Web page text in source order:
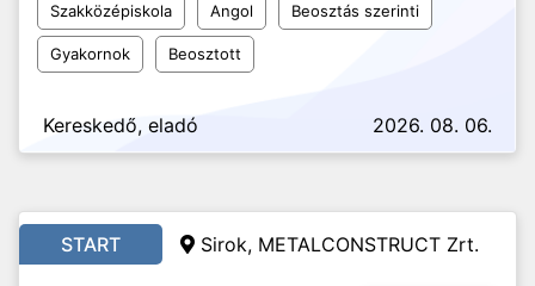
Szakközépiskola Angol Beosztás szerinti
Gyakornok Beosztott
Kereskedő, eladó 2026. 08. 06.
START Sirok, METALCONSTRUCT Zrt.